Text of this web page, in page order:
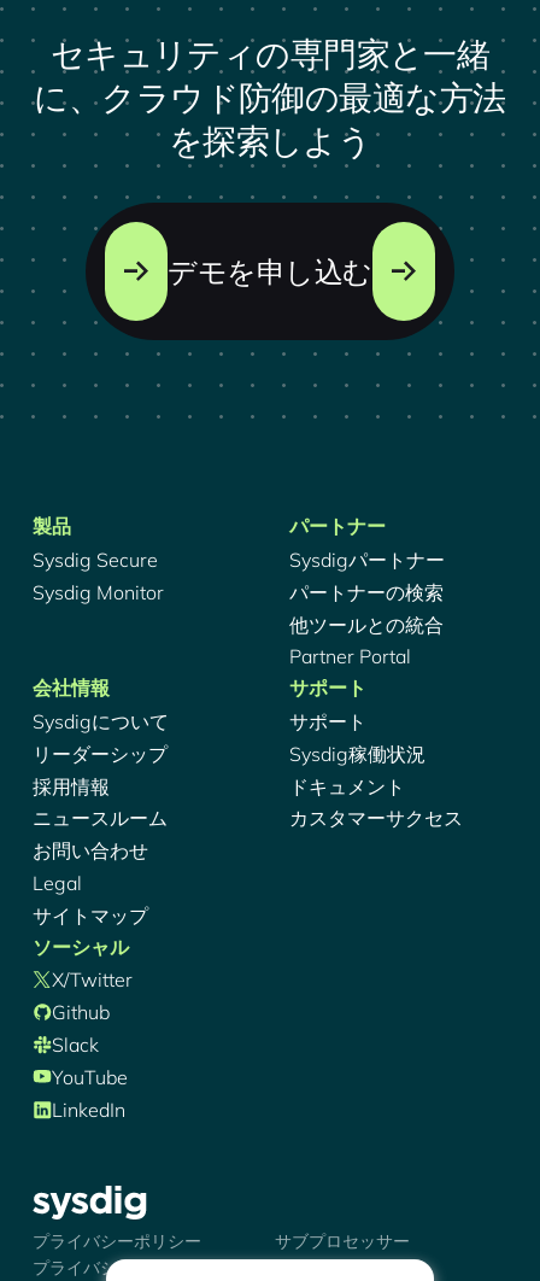
セキュリティの専門家と一緒
に、クラウド防御の最適な方法
を探索しよう
デモを申し込む
製品
Sysdig Secure
Sysdig Monitor
パートナー
Sysdigパートナー
パートナーの検索
他ツールとの統合
Partner Portal
会社情報
Sysdigについて
リーダーシップ
採用情報
ニュースルーム
お問い合わせ
Legal
サイトマップ
サポート
サポート
Sysdig稼働状況
ドキュメント
カスタマーサクセス
ソーシャル
X/Twitter
Github
Slack
YouTube
LinkedIn
シズディグ-ロゴ
プライバシーポリシー
サブプロセッサー
プライバシーの選択肢